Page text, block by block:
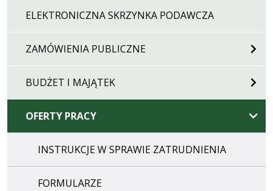
ELEKTRONICZNA SKRZYNKA PODAWCZA
ZAMÓWIENIA PUBLICZNE
BUDŻET I MAJĄTEK
OFERTY PRACY
INSTRUKCJE W SPRAWIE ZATRUDNIENIA
FORMULARZE